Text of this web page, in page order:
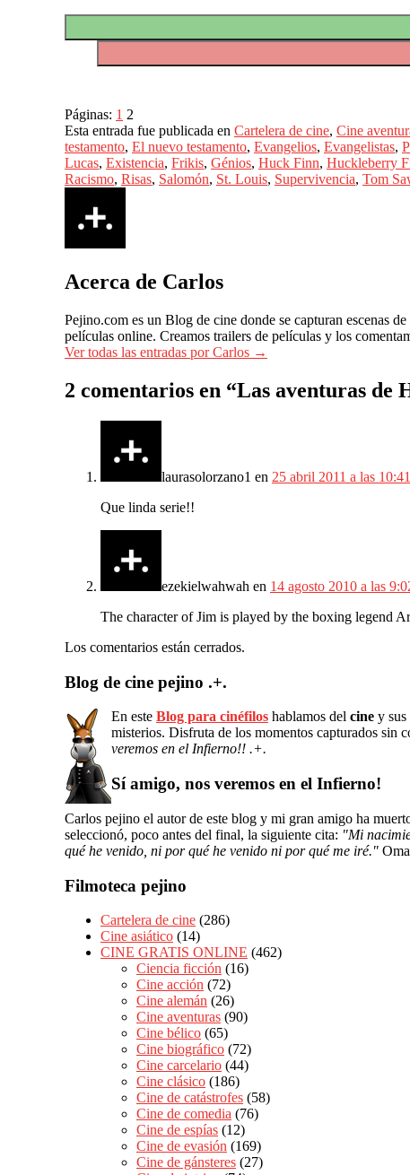
Páginas: 1 2
Esta entrada fue publicada en Cartelera de cine, Cine
testamento, El nuevo testamento, Evangelios, Evangelistas,
Lucas, Existencia, Frikis, Génios, Huck Finn, Huckleberry
Racismo, Risas, Salomón, St. Louis, Supervivencia, Tom
Acerca de Carlos
Pejino.com es un Blog de cine donde se capturan escenas
películas online. Creamos trailers de películas y los
Ver todas las entradas por Carlos →
2 comentarios en “Las aventuras de
laurasolorzano1 en 25 abril 2011 a las 10:41
Que linda serie!!
ezekielwahwah en 14 agosto 2010 a las
The character of Jim is played by the boxing legend
Los comentarios están cerrados.
Blog de cine pejino .+.
En este Blog para cinéfilos hablamos del cine y
misterios. Disfruta de los momentos capturados sin
veremos en el Infierno!! .+.
Sí amigo, nos veremos en el Infierno!
Carlos pejino el autor de este blog y mi gran amigo ha
seleccionó, poco antes del final, la siguiente cita: "Mi
qué he venido, ni por qué he venido ni por qué me iré."
Filmoteca pejino
Cartelera de cine (286)
Cine asiático (14)
CINE GRATIS ONLINE (462)
Ciencia ficción (16)
Cine acción (72)
Cine alemán (26)
Cine aventuras (90)
Cine bélico (65)
Cine biográfico (72)
Cine carcelario (44)
Cine clásico (186)
Cine de catástrofes (58)
Cine de comedia (76)
Cine de espías (12)
Cine de evasión (169)
Cine de gánsteres (27)